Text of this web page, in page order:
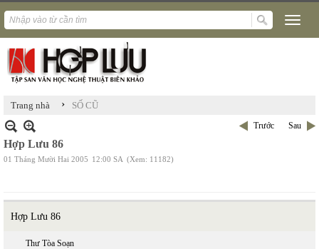
Trang nhà › SỐ CŨ
Trước Sau
Hợp Lưu 86
01 Tháng Mười Hai 2005 12:00 SA (Xem: 11182)
Hợp Lưu 86
Thư Tòa Soạn